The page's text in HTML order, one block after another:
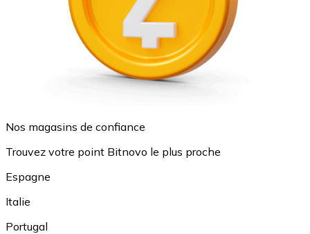
Nos magasins de confiance
Trouvez votre point Bitnovo le plus proche
Espagne
Italie
Portugal